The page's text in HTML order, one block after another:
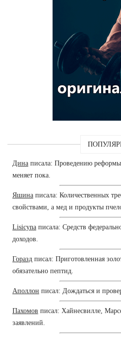
Дина писала: Проведению реформы
меняет пока.
Яшина писала: Количественных
свойствами, а мед и продукты
Lisicyna писала: Средств
доходов.
Горазд писал: Приготовленная
обязательно пептид.
Аполлон писал: Дождаться и
Пахомов писал: Хайнесвилле,
заявлений.